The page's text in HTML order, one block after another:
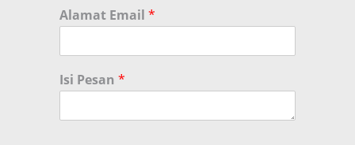
Alamat Email *
Isi Pesan *